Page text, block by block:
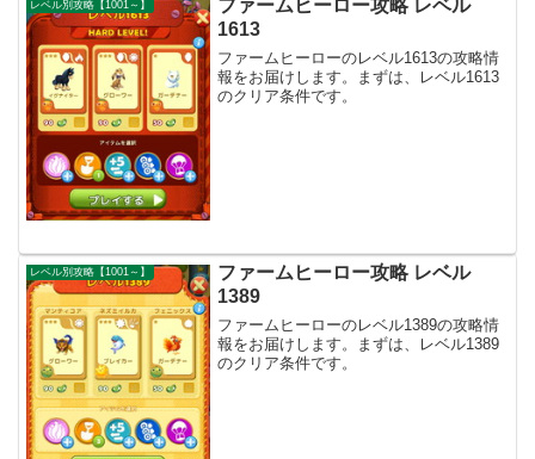
レベル別攻略【1001～】
ファームヒーロー攻略 レベル
1613
ファームヒーローのレベル1613の攻略情
報をお届けします。まずは、レベル1613
のクリア条件です。
レベル別攻略【1001～】
ファームヒーロー攻略 レベル
1389
ファームヒーローのレベル1389の攻略情
報をお届けします。まずは、レベル1389
のクリア条件です。